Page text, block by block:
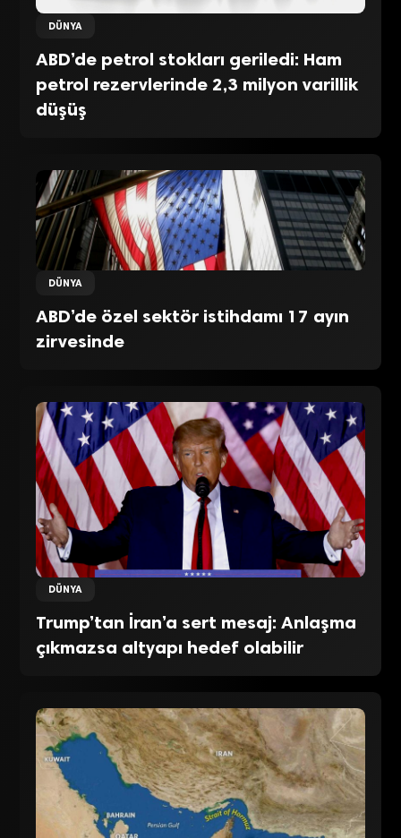
DÜNYA
ABD’de petrol stokları geriledi: Ham
petrol rezervlerinde 2,3 milyon varillik
düşüş
DÜNYA
ABD’de özel sektör istihdamı 17 ayın
zirvesinde
DÜNYA
Trump’tan İran’a sert mesaj: Anlaşma
çıkmazsa altyapı hedef olabilir